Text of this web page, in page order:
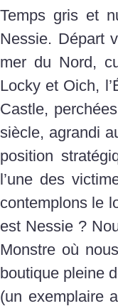
Temps gris et
Nessie. Départ
mer du Nord,
Locky et Oich,
Castle,
siècle, agrandi
position
l’une des
contemplons le
est Nessie ?
Monstre où
boutique pleine
(un exemplaire